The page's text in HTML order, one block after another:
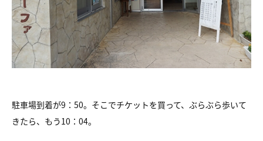
駐車場到着が9：50。そこでチケットを買って、ぶらぶら歩いて
きたら、もう10：04。